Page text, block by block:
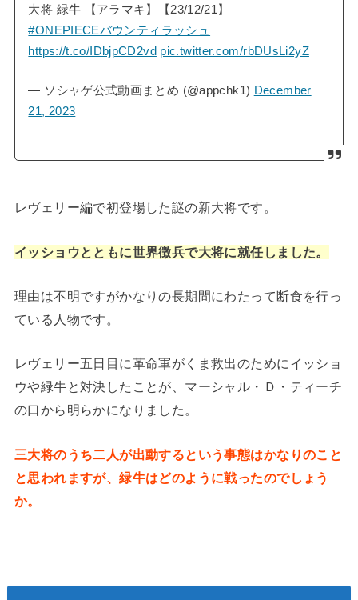
大将 緑牛 【アラマキ】【23/12/21】
#ONEPIECEバウンティラッシュ
https://t.co/IDbjpCD2vd pic.twitter.com/rbDUsLi2yZ
— ソシャゲ公式動画まとめ (@appchk1) December
21, 2023
レヴェリー編で初登場した謎の新大将です。
イッショウとともに世界徴兵で大将に就任しました。
理由は不明ですがかなりの長期間にわたって断食を行っ
ている人物です。
レヴェリー五日目に革命軍がくま救出のためにイッショ
ウや緑牛と対決したことが、マーシャル・Ｄ・ティーチ
の口から明らかになりました。
三大将のうち二人が出動するという事態はかなりのこと
と思われますが、緑牛はどのように戦ったのでしょう
か。